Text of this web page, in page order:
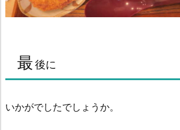
最後に
いかがでしたでしょうか。